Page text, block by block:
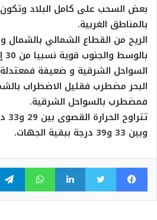
بعض السحب على كامل البلاد
بالمناطق الغربية.
الريح من القطاع الشمالي
السواحل الشرقية و ضعيفة
البحر مضطرب فقليل الاضطراب
فمضطرب بالسواحل الشرقية.
وبين 33 و39 درجة ببقية الجهات.
فيسبوك تويتر لينكدإن واتساب